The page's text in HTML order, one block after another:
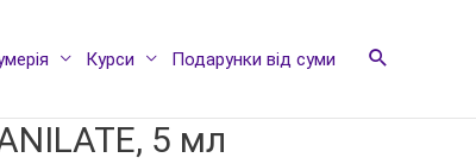
Курси Подарунки від суми
5 мл